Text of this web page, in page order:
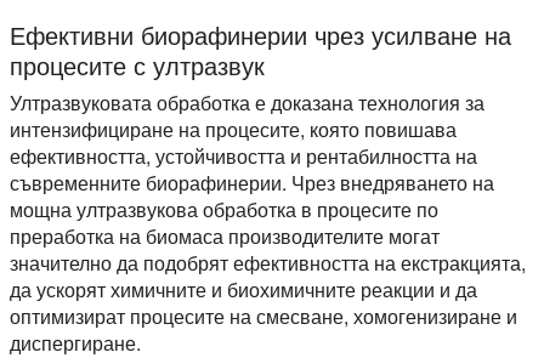
Ефективни биорафинерии чрез усилване на
процесите с ултразвук
Ултразвуковата обработка е доказана технология за
интензифициране на процесите, която повишава
ефективността, устойчивостта и рентабилността на
съвременните биорафинерии. Чрез внедряването на
мощна ултразвукова обработка в процесите по
преработка на биомаса производителите могат
значително да подобрят ефективността на екстракцията,
да ускорят химичните и биохимичните реакции и да
оптимизират процесите на смесване, хомогенизиране и
диспергиране.